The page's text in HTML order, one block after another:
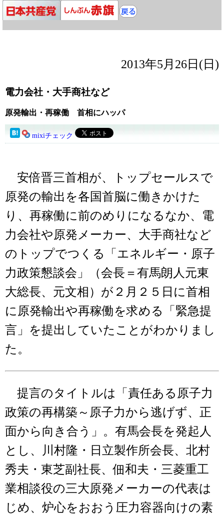
2013年5月26日(日)
電力会社・大手商社など
原発輸出・再稼働 首相にハッパ
mixiチェック
安倍晋三首相が、トップセールスで
原発の輸出を各国首脳に働きかけた
り、再稼働に前のめりになるなか、電
力会社や原発メーカー、大手商社など
のトップでつくる「エネルギー・原子
力政策懇談会」（会長＝有馬朗人元東
大総長、元文相）が２月２５日に首相
に原発輸出や再稼働を求める「緊急提
言」を提出していたことがわかりまし
た。
提言のタイトルは「責任ある原子力
政策の再構築～原子力から逃げず、正
面から向き合う」。有馬会長を発起人
とし、川村隆・日立製作所会長、北村
秀夫・東芝副社長、佃和夫・三菱重工
業相談役の三大原発メーカーの代表は
じめ、炉心をおおう圧力容器向けの素